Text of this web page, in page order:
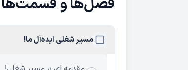
فصل‌ها و قسمت‌ها
مسیر شغلی ایده‌آل ما!